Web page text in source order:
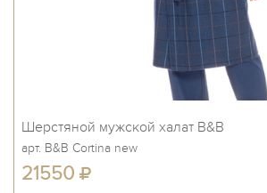
Шерстяной мужской халат B&B
арт. B&B Cortina new
21550